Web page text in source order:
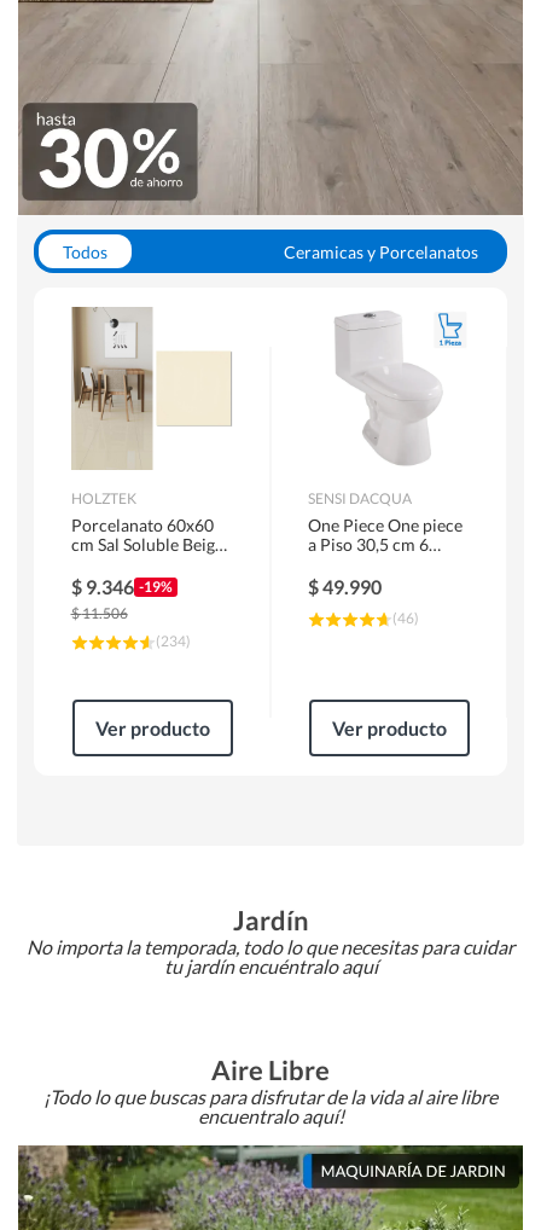
Todos
Ceramicas y Porcelanatos
WC y Sanitarios
Pisos Flotantes y Laminados
Pinturas
HOLZTEK
Porcelanato 60x60
cm Sal Soluble Beige
$ 9.346 -19%
$11.506
(234)
Ver producto
SENSI DACQUA
One Piece One piece
a Piso 30,5 cm 6
$49.990
(46)
Ver producto
Jardín
No importa la temporada, todo lo que necesitas para cuidar
tu jardín encuéntralo aquí
Aire Libre
¡Todo lo que buscas para disfrutar de la vida al aire libre
encuentralo aquí!